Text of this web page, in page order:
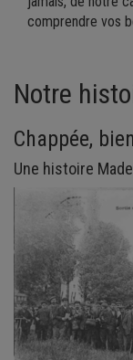
comprendre vos
Notre
Chappée,
Une histoire